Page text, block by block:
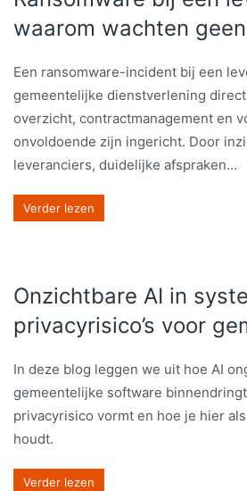
waarom wachten
Een ransomware-incident bij een
gemeentelijke dienstverlening
overzicht, contractmanagement en
onvoldoende zijn ingericht. Door
leveranciers, duidelijke afspraken…
Verder lezen
Onzichtbare AI in
privacyrisico’s voor
In deze blog leggen we uit hoe AI
gemeentelijke software
privacyrisico vormt en hoe je hier
houdt.
Verder lezen